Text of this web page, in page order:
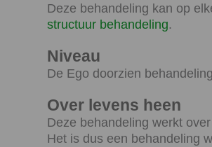
Deze behandeling kan op
structuur behandeling.
Niveau
De Ego doorzien
Over levens heen
Deze behandeling werkt
Het is dus een behandeling